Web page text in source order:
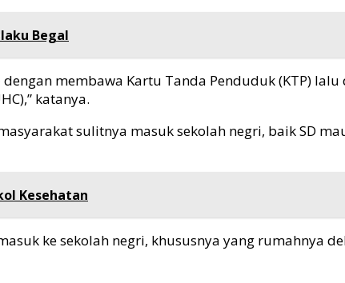
Begal
membawa Kartu Tanda Penduduk (KTP)
katanya.
sulitnya masuk sekolah negri, baik SD
Kesehatan
ke sekolah negri, khususnya yang rumahnya